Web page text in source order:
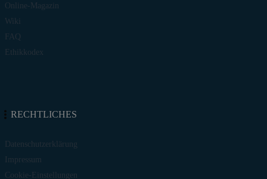
Online-Magazin
Wiki
FAQ
Ethikkodex
RECHTLICHES
Datenschutzerklärung
Impressum
Cookie-Einstellungen